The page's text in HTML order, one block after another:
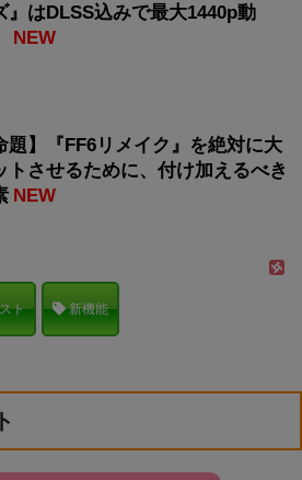
』はDLSS込みで最大1440p動
NEW
題】『FF6リメイク』を絶対に大
トさせるために、付け加えるべき
NEW
ト 新機能